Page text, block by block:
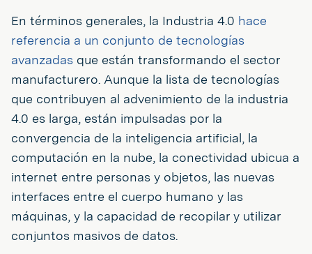
En términos generales, la Industria 4.0 hace
referencia a un conjunto de tecnologías
avanzadas que están transformando el sector
manufacturero. Aunque la lista de tecnologías
que contribuyen al advenimiento de la industria
4.0 es larga, están impulsadas por la
convergencia de la inteligencia artificial, la
computación en la nube, la conectividad ubicua a
internet entre personas y objetos, las nuevas
interfaces entre el cuerpo humano y las
máquinas, y la capacidad de recopilar y utilizar
conjuntos masivos de datos.